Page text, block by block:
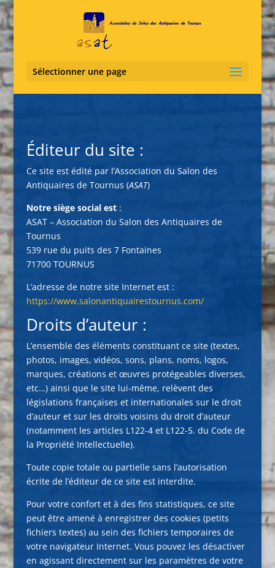
Sélectionner une page
Éditeur du site :
Ce site est édité par l’Association du Salon des
Antiquaires de Tournus (ASAT)
Notre siège social est:
ASAT – Association du Salon des Antiquaires de
Tournus
539 rue du puits des 7 Fontaines
71700 TOURNUS
L’adresse de notre site Internet est :
https://www.salonantiquairestournus.com/
Droits d’auteur :
L’ensemble des éléments constituant ce site (textes,
photos, images, vidéos, sons, plans, noms, logos,
marques, créations et œuvres protégeables diverses,
etc…) ainsi que le site lui-même, relèvent des
législations françaises et internationales sur le droit
d’auteur et sur les droits voisins du droit d’auteur
(notamment les articles L122-4 et L122-5. du Code de
la Propriété Intellectuelle).
Toute copie totale ou partielle sans l’autorisation
écrite de l’éditeur de ce site est interdite.
Pour votre confort et à des fins statistiques, ce site
peut être amené à enregistrer des cookies (petits
fichiers textes) au sein des fichiers temporaires de
votre navigateur Internet. Vous pouvez les désactiver
en agissant directement sur les paramètres de votre